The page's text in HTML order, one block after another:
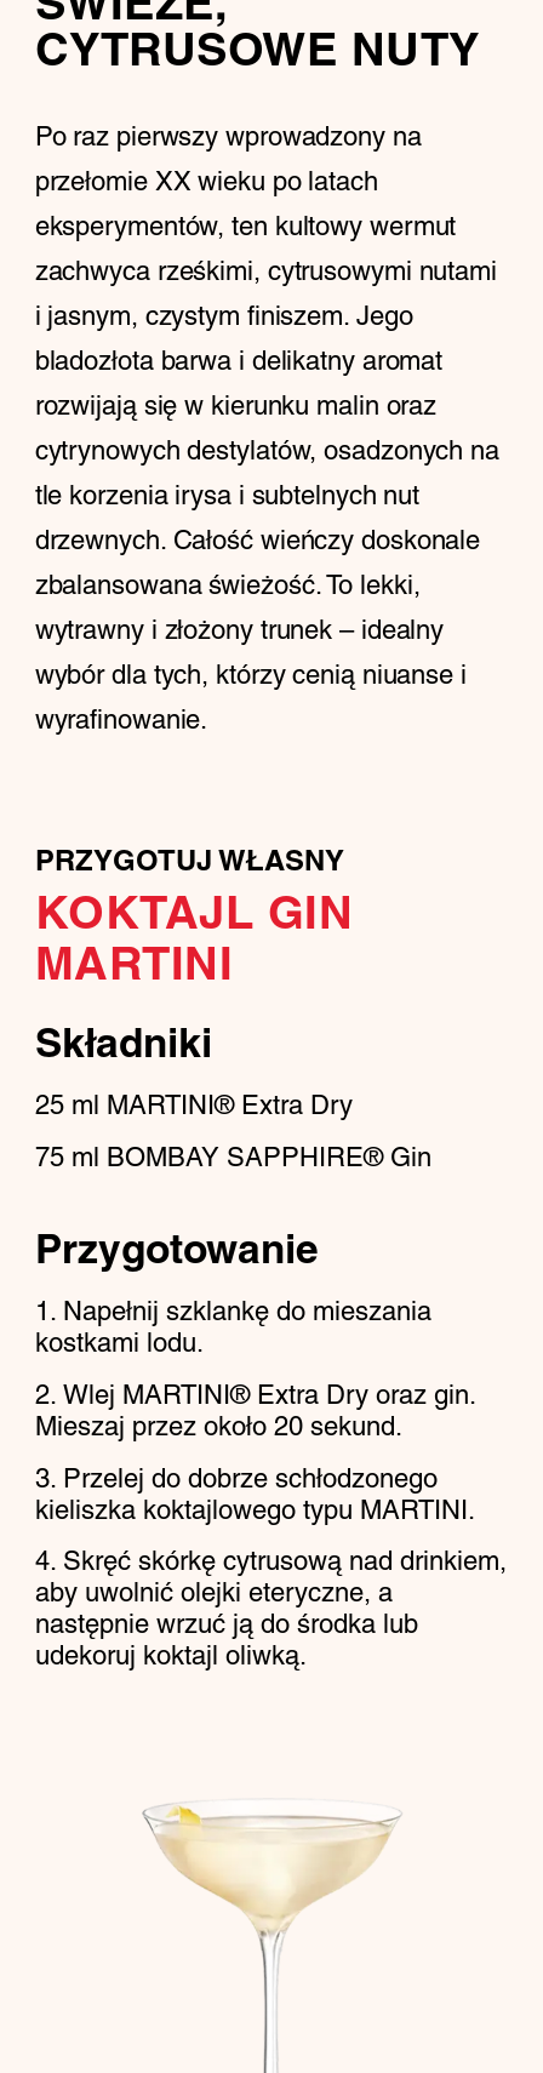
CYTRUSOWE NUTY
Po raz pierwszy wprowadzony na
przełomie XX wieku po latach
eksperymentów, ten kultowy wermut
zachwyca rześkimi, cytrusowymi nutami
i jasnym, czystym finiszem. Jego
bladozłota barwa i delikatny aromat
rozwijają się w kierunku malin oraz
cytrynowych destylatów, osadzonych na
tle korzenia irysa i subtelnych nut
drzewnych. Całość wieńczy doskonale
zbalansowana świeżość. To lekki,
wytrawny i złożony trunek – idealny
wybór dla tych, którzy cenią niuanse i
wyrafinowanie.
PRZYGOTUJ WŁASNY
KOKTAJL GIN
MARTINI
Składniki
25 ml MARTINI® Extra Dry
75 ml BOMBAY SAPPHIRE® Gin
Przygotowanie
Napełnij szklankę do mieszania
kostkami lodu.
Wlej MARTINI® Extra Dry oraz gin.
Mieszaj przez około 20 sekund.
Przelej do dobrze schłodzonego
kieliszka koktajlowego typu MARTINI.
Skręć skórkę cytrusową nad drinkiem,
aby uwolnić olejki eteryczne, a
następnie wrzuć ją do środka lub
udekoruj koktajl oliwką.